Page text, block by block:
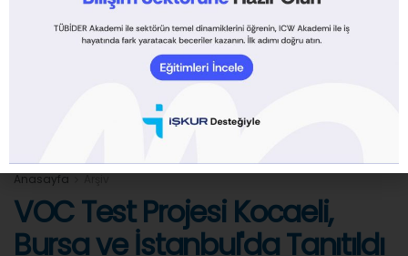
ediniz.
Anasayfa
VOC Test Projesi Kocaeli,
Bursa ve İstanbul'da Tanıtıldı